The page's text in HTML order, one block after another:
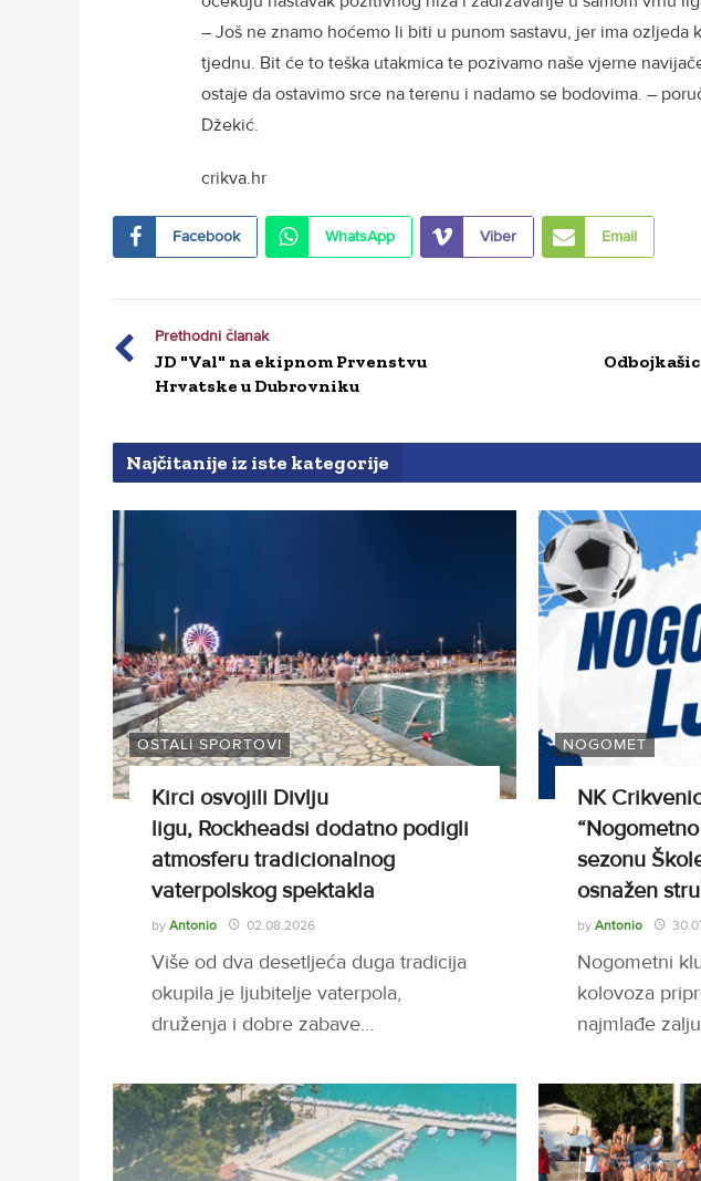
– Još ne znamo hoćemo li biti u punom sastavu, jer ima ozljeda
tjednu. Bit će to teška utakmica te pozivamo naše vjerne
ostaje da ostavimo srce na terenu i nadamo se bodovima. –
Džekić.
crikva.hr
Facebook WhatsApp Viber Email
Prethodni članak
JD "Val" na ekipnom Prvenstvu
Hrvatske u Dubrovniku
Najčitanije iz iste kategorije
OSTALI SPORTOVI
Kirci osvojili Divlju
ligu, Rockheadsi dodatno podigli
atmosferu tradicionalnog
vaterpolskog spektakla
by Antonio 02.08.2026
Više od dva desetljeća duga tradicija
okupila je ljubitelje vaterpola,
druženja i dobre zabave…
NOGOMET
NK
sezonu
osnažen
by Antonio
Nogometni
kolovoza
najmlađe